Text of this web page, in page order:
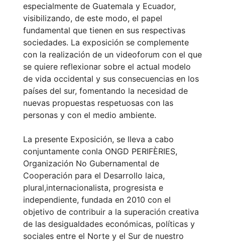
especialmente de Guatemala y Ecuador,
visibilizando, de este modo, el papel
fundamental que tienen en sus respectivas
sociedades. La exposición se complemente
con la realización de un videoforum con el que
se quiere reflexionar sobre el actual modelo
de vida occidental y sus consecuencias en los
países del sur, fomentando la necesidad de
nuevas propuestas respetuosas con las
personas y con el medio ambiente.
La presente Exposición, se lleva a cabo
conjuntamente conla ONGD PERIFÈRIES,
Organización No Gubernamental de
Cooperación para el Desarrollo laica,
plural,internacionalista, progresista e
independiente, fundada en 2010 con el
objetivo de contribuir a la superación creativa
de las desigualdades económicas, políticas y
sociales entre el Norte y el Sur de nuestro